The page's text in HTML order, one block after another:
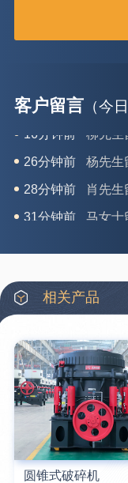
客户留言 （今
42分钟前 蒋先生
3分钟前 王先生留
6分钟前 姚女士留
12分钟前 宋先生
16分钟前 柳先生
相关产品
圆锥式破碎机